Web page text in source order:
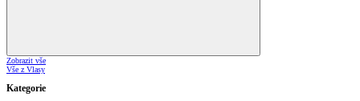
Zobrazit vše
Vše z Vlasy
Kategorie